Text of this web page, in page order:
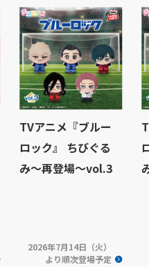
TVアニメ『ブルー
ロック』 ちびぐる
み～再登場～vol.3
2026年7月14日（火）
より順次登場予定